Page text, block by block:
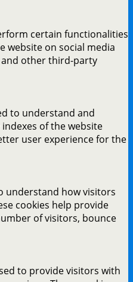
certain functionalities
website on social media
other third-party
to understand and
of the website
user experience for the
understand how visitors
cookies help provide
of visitors, bounce
to provide visitors with